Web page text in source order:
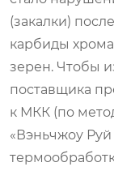
(закалки)
карбиды
зерен. Чтобы
поставщика
к МКК (по
«Вэньчжоу Руй